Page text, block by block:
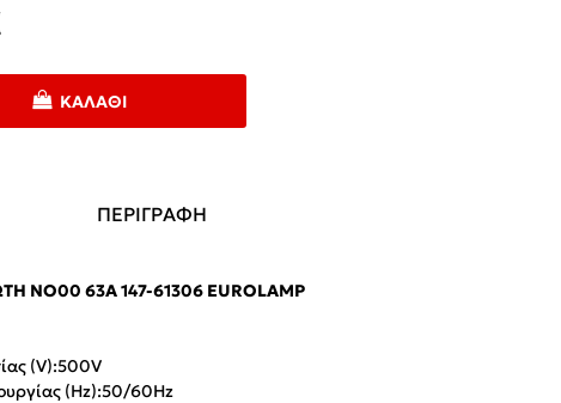
ΚΑΛΆΘΙ
ΠΕΡΙΓΡΑΦΗ
ΝΟ00 63A 147-61306 EUROLAMP
(V):500V
(Hz):50/60Hz